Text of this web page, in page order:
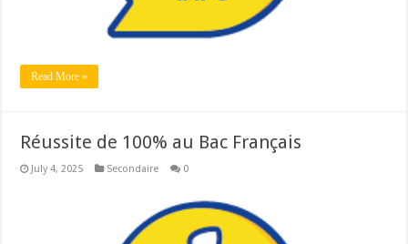
Read More »
Réussite de 100% au Bac Français
July 4, 2025 Secondaire 0